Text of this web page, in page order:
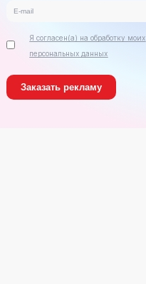
Я согласен(а) на обработку моих
персональных данных